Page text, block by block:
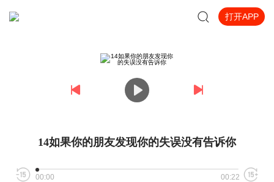
打开APP
14如果你的朋友发现你的失误没有告诉你
00:00 00:22